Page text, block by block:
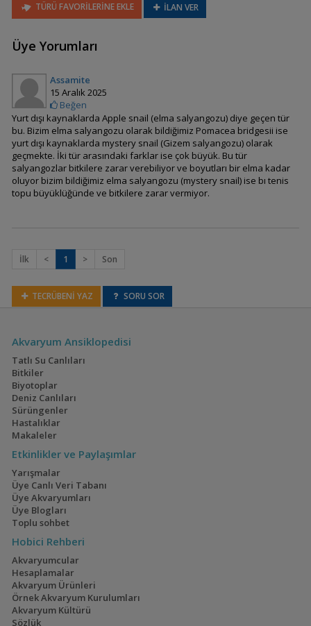
Pomacea insularum
Pomacea paludosa
(Florida Apple Snail)
Tylomelania sp. orange
Procambarus clarkii
TÜRÜ FAVORİLERİNE EKLE İLAN VER
Üye Yorumları
Assamite
15 Aralık 2025
Beğen
Yurt dışı kaynaklarda Apple snail (elma salyangozu) diye geçen tür
bu. Bizim elma salyangozu olarak bildiğimiz Pomacea bridgesii ise
yurt dışı kaynaklarda mystery snail (Gizem salyangozu) olarak
geçmekte. İki tür arasındaki farklar ise çok büyük. Bu tür
salyangozlar bitkilere zarar verebiliyor ve boyutları bir elma kadar
oluyor bizim bildiğimiz elma salyangozu (mystery snail) ise bı tenis
topu büyüklüğünde ve bitkilere zarar vermiyor.
İlk < 1 > Son
TECRÜBENİ YAZ SORU SOR
Akvaryum Ansiklopedisi
Tatlı Su Canlıları
Bitkiler
Biyotoplar
Deniz Canlıları
Sürüngenler
Hastalıklar
Makaleler
Etkinlikler ve Paylaşımlar
Yarışmalar
Üye Canlı Veri Tabanı
Üye Akvaryumları
Üye Blogları
Toplu sohbet
Hobici Rehberi
Akvaryumcular
Hesaplamalar
Akvaryum Ürünleri
Örnek Akvaryum Kurulumları
Akvaryum Kültürü
Sözlük